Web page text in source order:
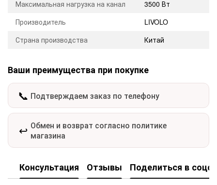
Максимальная нагрузка на канал
3500 Вт
Производитель
LIVOLO
Страна производства
Китай
Ваши преимущества при покупке
📞 Подтверждаем заказ по телефону
↩️ Обмен и возврат согласно политике
магазина
Консультация Отзывы Поделиться в